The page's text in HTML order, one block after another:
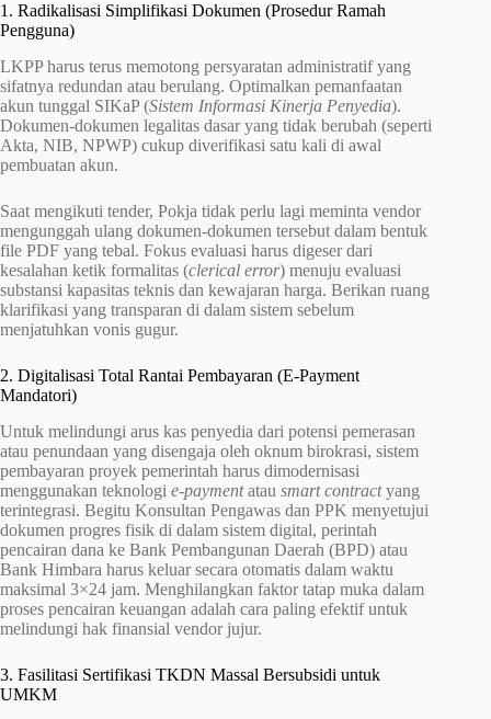
1. Radikalisasi Simplifikasi Dokumen (Prosedur Ramah
Pengguna)
LKPP harus terus memotong persyaratan administratif yang
sifatnya redundan atau berulang. Optimalkan pemanfaatan
akun tunggal SIKaP (Sistem Informasi Kinerja Penyedia).
Dokumen-dokumen legalitas dasar yang tidak berubah (seperti
Akta, NIB, NPWP) cukup diverifikasi satu kali di awal
pembuatan akun.
Saat mengikuti tender, Pokja tidak perlu lagi meminta vendor
mengunggah ulang dokumen-dokumen tersebut dalam bentuk
file PDF yang tebal. Fokus evaluasi harus digeser dari
kesalahan ketik formalitas (clerical error) menuju evaluasi
substansi kapasitas teknis dan kewajaran harga. Berikan ruang
klarifikasi yang transparan di dalam sistem sebelum
menjatuhkan vonis gugur.
2. Digitalisasi Total Rantai Pembayaran (E-Payment
Mandatori)
Untuk melindungi arus kas penyedia dari potensi pemerasan
atau penundaan yang disengaja oleh oknum birokrasi, sistem
pembayaran proyek pemerintah harus dimodernisasi
menggunakan teknologi e-paymentatau smart contractyang
terintegrasi. Begitu Konsultan Pengawas dan PPK menyetujui
dokumen progres fisik di dalam sistem digital, perintah
pencairan dana ke Bank Pembangunan Daerah (BPD) atau
Bank Himbara harus keluar secara otomatis dalam waktu
maksimal 3×24 jam. Menghilangkan faktor tatap muka dalam
proses pencairan keuangan adalah cara paling efektif untuk
melindungi hak finansial vendor jujur.
3. Fasilitasi Sertifikasi TKDN Massal Bersubsidi untuk
UMKM